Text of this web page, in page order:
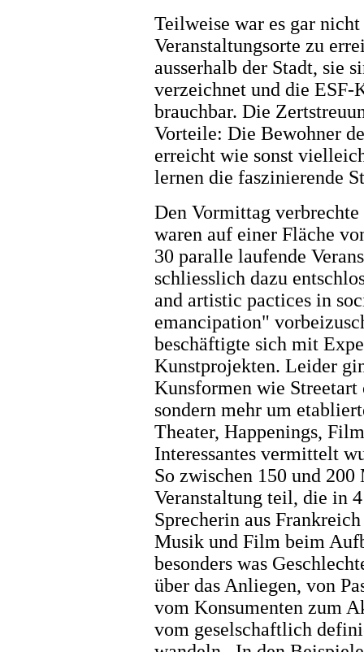
Teilweise war es gar
Veranstaltungsorte zu
ausserhalb der Stadt, sie
verzeichnet und die
brauchbar. Die
Vorteile: Die Bewohner
erreicht wie sonst
lernen die faszinierende
Den Vormittag
waren auf einer Fläche
30 paralle laufende
schliesslich dazu
and artistic pactices in
emancipation"
beschäftigte sich mit
Kunstprojekten. Leider
Kunsformen wie
sondern mehr um
Theater, Happenings,
Interessantes vermittelt
So zwischen 150 und 200
Veranstaltung teil, die in
Sprecherin aus
Musik und Film beim
besonders was
über das Anliegen, von
vom Konsumenten zum
vom geselschaftlich